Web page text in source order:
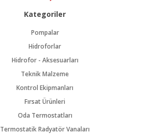
Kategoriler
Pompalar
Hidroforlar
Hidrofor - Aksesuarları
Teknik Malzeme
Kontrol Ekipmanları
Fırsat Ürünleri
Oda Termostatları
Termostatik Radyatör Vanaları